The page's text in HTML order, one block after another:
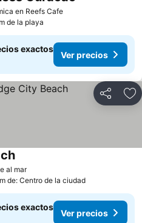
en Reefs CafeVer precios
de la playa
exactos
Ver precios
Compartir
al marVer precios
Ver precios
de: Centro de la ciudad
exactos
Ver precios